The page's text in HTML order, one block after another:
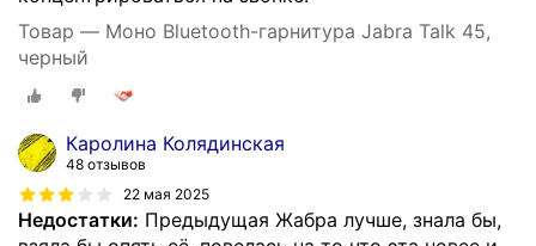
Товар — Моно Bluetooth-гарнитура Jabra Talk 45,
черный
Каролина Колядинская
48 отзывов
22 мая 2025
Недостатки: Предыдущая Жабра лучше, знала бы,